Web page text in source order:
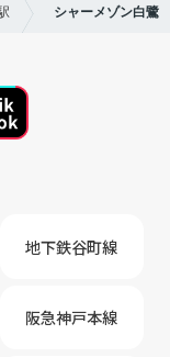
シャーメゾン白鷺
地下鉄谷町線
阪急神戸本線